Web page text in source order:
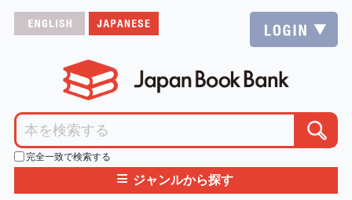
完全一致で検索する
≡ ジャンルから探す